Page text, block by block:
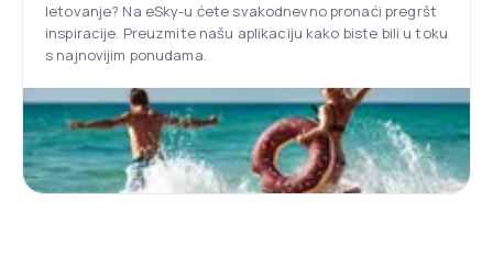
letovanje? Na eSky-u ćete svakodnevno pronaći pregršt
inspiracije. Preuzmite našu aplikaciju kako biste bili u toku
s najnovijim ponudama.